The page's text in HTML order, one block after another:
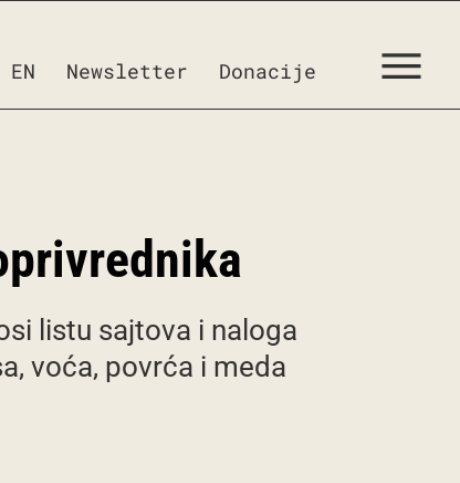
EN Newsletter Donacije
listu sajtova i naloga
voća, povrća i meda